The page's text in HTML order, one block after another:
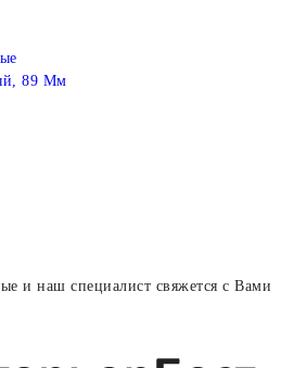
89 Мм
и наш специалист свяжется с Вами